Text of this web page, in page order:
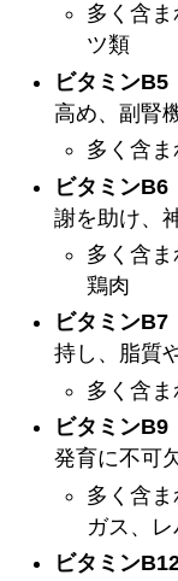
多く含
ツ類
ビタミンB5
高め、副腎
多く含
ビタミンB6
謝を助け、
多く含ま
鶏肉
ビタミンB7
持し、脂質
多く含
ビタミンB9
発育に不可欠
多く含
ガス、レ
ビタミン